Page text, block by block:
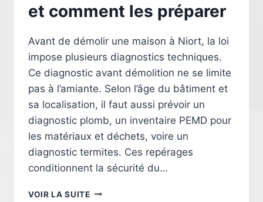
et comment les préparer
Avant de démolir une maison à Niort, la loi
impose plusieurs diagnostics techniques.
Ce diagnostic avant démolition ne se limite
pas à l’amiante. Selon l’âge du bâtiment et
sa localisation, il faut aussi prévoir un
diagnostic plomb, un inventaire PEMD pour
les matériaux et déchets, voire un
diagnostic termites. Ces repérages
conditionnent la sécurité du…
VOIR LA SUITEAVANT